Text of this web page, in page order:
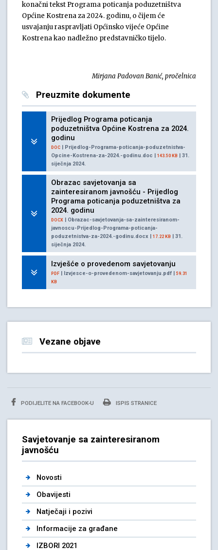
konačni tekst Programa poticanja poduzetništva
Općine Kostrena za 2024. godinu, o čijem će
usvajanju raspravljati Općinsko vijeće Općine
Kostrena kao nadležno predstavničko tijelo.
Mirjana Padovan Banić, pročelnica
Preuzmite dokumente
Prijedlog Programa poticanja
poduzetništva Općine Kostrena za 2024.
godinu
DOC
| Prijedlog-Programa-poticanja-poduzetnistva-
Opcine-Kostrena-za-2024.-godinu.doc |
143.50 KB
| 31.
siječnja 2024.
Obrazac savjetovanja sa
zainteresiranom javnošću - Prijedlog
Programa poticanja poduzetništva za
2024. godinu
DOCX
| Obrazac-savjetovanja-sa-zainteresiranom-
javnoscu-Prijedlog-Programa-poticanja-
poduzetnistva-za-2024.-godinu.docx |
17.22 KB
| 31.
siječnja 2024.
Izvješće o provedenom savjetovanju
PDF | Izvjesce-o-provedenom-savjetovanju.pdf |
59.31
KB
Vezane objave
PODIJELITE NA FACEBOOK-U ISPIS STRANICE
Savjetovanje sa zainteresiranom
javnošću
Novosti
Obavijesti
Natječaji i pozivi
Informacije za građane
IZBORI 2021